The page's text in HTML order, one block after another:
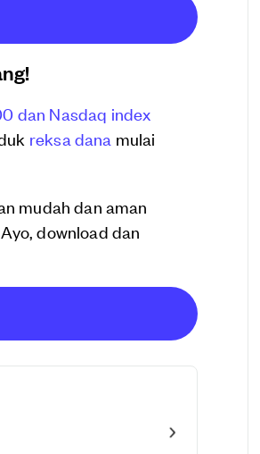
dan Nasdaq index
reksa dana mulai
mudah dan aman
download dan